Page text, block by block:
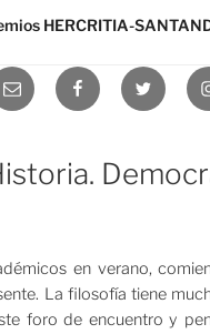
HERCRITIA-
en verano,
La filosofía tiene
foro de encuentro y
Correo
electrónico
FacebookTwitter